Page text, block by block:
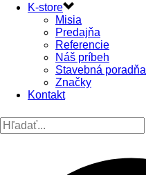
K-store
Misia
Predajňa
Referencie
Náš príbeh
Stavebná poradňa
Značky
Kontakt